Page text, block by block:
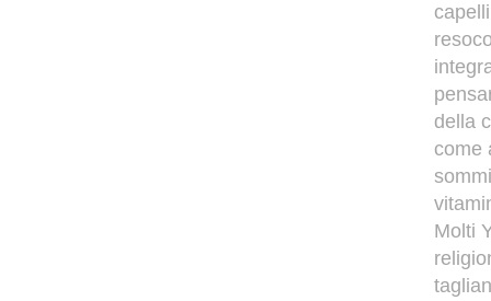
della
come
Molti